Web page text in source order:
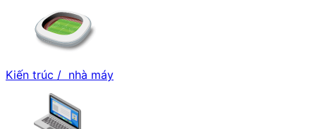
Kiến trúc / nhà máy